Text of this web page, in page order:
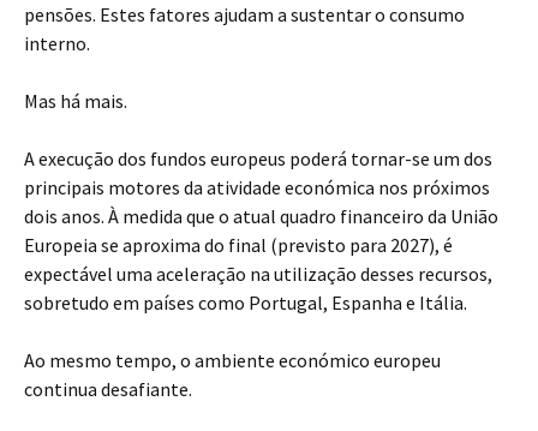
pensões. Estes fatores ajudam a sustentar o consumo
interno.
Mas há mais.
A execução dos fundos europeus poderá tornar-se um dos
principais motores da atividade económica nos próximos
dois anos. À medida que o atual quadro financeiro da União
Europeia se aproxima do final (previsto para 2027), é
expectável uma aceleração na utilização desses recursos,
sobretudo em países como Portugal, Espanha e Itália.
Ao mesmo tempo, o ambiente económico europeu
continua desafiante.